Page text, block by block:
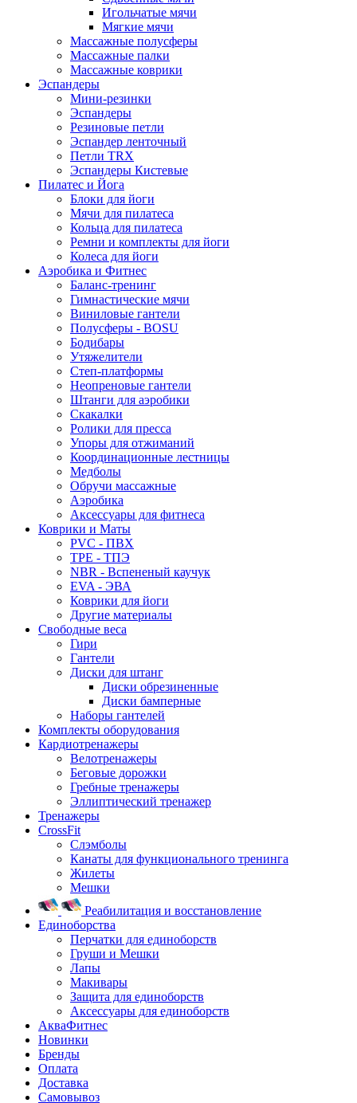
Игольчатые мячи
Мягкие мячи
Массажные полусферы
Массажные палки
Массажные коврики
Эспандеры
Мини-резинки
Эспандеры
Резиновые петли
Эспандер ленточный
Петли TRX
Эспандеры Кистевые
Пилатес и Йога
Блоки для йоги
Мячи для пилатеса
Кольца для пилатеса
Ремни и комплекты для йоги
Колеса для йоги
Аэробика и Фитнес
Баланс-тренинг
Гимнастические мячи
Виниловые гантели
Полусферы - BOSU
Бодибары
Утяжелители
Степ-платформы
Неопреновые гантели
Штанги для аэробики
Скакалки
Ролики для пресса
Упоры для отжиманий
Координационные лестницы
Медболы
Обручи массажные
Аэробика
Аксессуары для фитнеса
Коврики и Маты
PVC - ПВХ
TPE - ТПЭ
NBR - Вспененый каучук
EVA - ЭВА
Коврики для йоги
Другие материалы
Свободные веса
Гири
Гантели
Диски для штанг
Диски обрезиненные
Диски бамперные
Наборы гантелей
Комплекты оборудования
Кардиотренажеры
Велотренажеры
Беговые дорожки
Гребные тренажеры
Эллиптический тренажер
Тренажеры
CrossFit
Слэмболы
Канаты для функционального тренинга
Жилеты
Мешки
Реабилитация и восстановление
Единоборства
Перчатки для единоборств
Груши и Мешки
Лапы
Макивары
Защита для единоборств
Аксессуары для единоборств
АкваФитнес
Новинки
Бренды
Оплата
Доставка
Самовывоз